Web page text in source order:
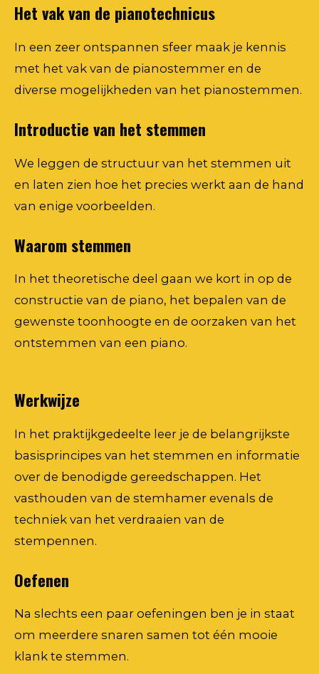
Het vak van de pianotechnicus
In een zeer ontspannen sfeer maak je kennis
met het vak van de pianostemmer en de
diverse mogelijkheden van het pianostemmen.
Introductie van het stemmen
We leggen de structuur van het stemmen uit
en laten zien hoe het precies werkt aan de hand
van enige voorbeelden.
Waarom stemmen
In het theoretische deel gaan we kort in op de
constructie van de piano, het bepalen van de
gewenste toonhoogte en de oorzaken van het
ontstemmen van een piano.
Werkwijze
In het praktijkgedeelte leer je de belangrijkste
basisprincipes van het stemmen en informatie
over de benodigde gereedschappen. Het
vasthouden van de stemhamer evenals de
techniek van het verdraaien van de
stempennen.
Oefenen
Na slechts een paar oefeningen ben je in staat
om meerdere snaren samen tot één mooie
klank te stemmen.